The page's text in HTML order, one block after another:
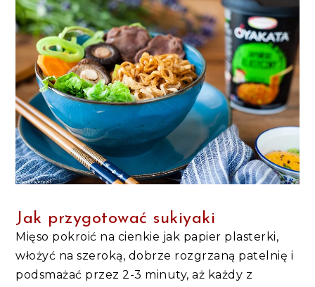
Jak przygotować sukiyaki
Mięso pokroić na cienkie jak papier plasterki,
włożyć na szeroką, dobrze rozgrzaną patelnię i
podsmażać przez 2-3 minuty, aż każdy z